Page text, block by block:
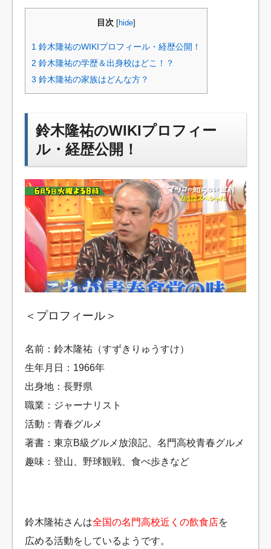
目次 hide
1 鈴木隆祐のWIKIプロフィール・経歴公開！
2 鈴木隆祐の学歴＆出身校はどこ！？
3 鈴木隆祐の家族はどんな方？
鈴木隆祐のWIKIプロフィー
ル・経歴公開！
＜プロフィール＞
名前：鈴木隆祐（すずきりゅうすけ）
生年月日：1966年
出身地：長野県
職業：ジャーナリスト
活動：青春グルメ
著書：東京B級グルメ放浪記、名門高校青春グルメ
趣味：登山、野球観戦、食べ歩きなど
鈴木隆祐さんは全国の名門高校近くの飲食店を
広める活動をしているようです。